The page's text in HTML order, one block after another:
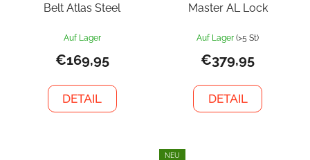
Belt Atlas Steel
Auf Lager
€169,95
DETAIL
Master AL Lock
Auf Lager (>5 St)
€379,95
DETAIL
NEU